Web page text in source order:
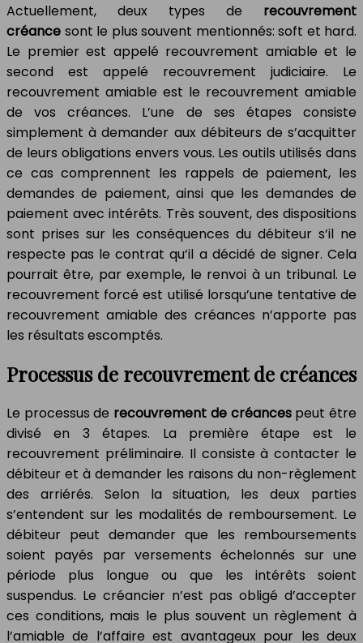
Actuellement, deux types de recouvrement
créance sont le plus souvent mentionnés: soft et hard.
Le premier est appelé recouvrement amiable et le
second est appelé recouvrement judiciaire. Le
recouvrement amiable est le recouvrement amiable
de vos créances. L’une de ses étapes consiste
simplement à demander aux débiteurs de s’acquitter
de leurs obligations envers vous. Les outils utilisés dans
ce cas comprennent les rappels de paiement, les
demandes de paiement, ainsi que les demandes de
paiement avec intérêts. Très souvent, des dispositions
sont prises sur les conséquences du débiteur s’il ne
respecte pas le contrat qu’il a décidé de signer. Cela
pourrait être, par exemple, le renvoi à un tribunal. Le
recouvrement forcé est utilisé lorsqu’une tentative de
recouvrement amiable des créances n’apporte pas
les résultats escomptés.
Processus de recouvrement de créances
Le processus de recouvrement de créancespeut être
divisé en 3 étapes. La première étape est le
recouvrement préliminaire. Il consiste à contacter le
débiteur et à demander les raisons du non-règlement
des arriérés. Selon la situation, les deux parties
s’entendent sur les modalités de remboursement. Le
débiteur peut demander que les remboursements
soient payés par versements échelonnés sur une
période plus longue ou que les intérêts soient
suspendus. Le créancier n’est pas obligé d’accepter
ces conditions, mais le plus souvent un règlement à
l’amiable de l’affaire est avantageux pour les deux